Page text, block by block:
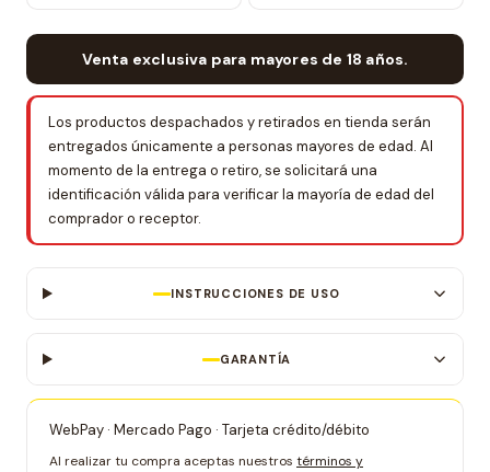
Venta exclusiva para mayores de 18 años.
Los productos despachados y retirados en tienda serán
entregados únicamente a personas mayores de edad. Al
momento de la entrega o retiro, se solicitará una
identificación válida para verificar la mayoría de edad del
comprador o receptor.
INSTRUCCIONES DE USO
GARANTÍA
WebPay · Mercado Pago · Tarjeta crédito/débito
Al realizar tu compra aceptas nuestros términos y